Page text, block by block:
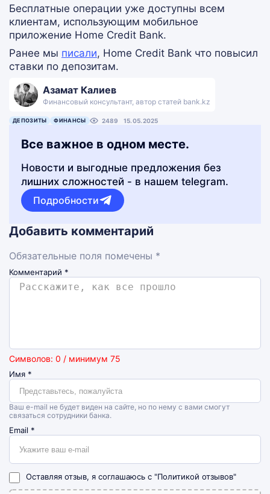
Бесплатные операции уже доступны всем
клиентам, использующим мобильное
приложение Home Credit Bank.
Ранее мы писали, Home Credit Bank что повысил
ставки по депозитам.
Азамат Калиев
Финансовый консультант, автор статей bank.kz
ДЕПОЗИТЫ ФИНАНСЫ 2489 15.05.2025
Все важное в одном месте.
Новости и выгодные предложения без
лишних сложностей - в нашем telegram.
Подробности
Добавить комментарий
Обязательные поля помечены *
Комментарий *
Символов: 0 / минимум 75
Имя *
Ваш e-mail не будет виден на сайте, но по нему с вами смогут
связаться сотрудники банка.
Email *
Оставляя отзыв, я соглашаюсь с "Политикой отзывов"